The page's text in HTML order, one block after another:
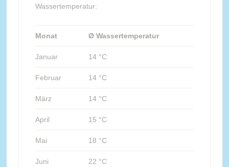
Wassertemperatur:
Monat Ø Wassertemperatur
Januar 14 °C
Februar 14 °C
März 14 °C
April 15 °C
Mai 18 °C
Juni 22 °C